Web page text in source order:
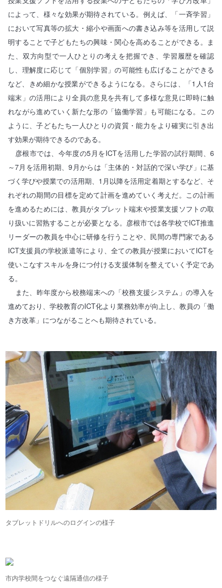
によって、様々な効果が期待されている。例えば、「一斉学習」
において写真等の拡大・縮小や画面への書き込み等を活用して説
明することで子どもたちの興味・関心を高めることができる。ま
た、双方向型で一人ひとりの考えを把握でき、学習履歴を確認
し、理解度に応じて「個別学習」の可能性も広げることができる
など、きめ細かな授業ができるようになる。さらには、「1人1台
端末」の活用により全員の意見を共有して多様な意見に即時に触
れながら進めていく新たな形の「協働学習」も可能になる。この
ように、子どもたち一人ひとりの資質・能力をより確実に引き出
す効果が期待できるのである。
彦根市では、今年度の5月をICTを活用した学習の試行期間、6
～7月を活用初期、9月からは「主体的・対話的で深い学び」に基
づく学びや授業での活用期、1月以降を活用定着期とするなど、そ
れぞれの期間の目標を定めて計画を進めていく考えだ。この計画
を進めるためには、教員がタブレット端末や授業支援ソフトの取
り扱いに習熟することが必要となる。彦根市では各学校でICT推進
リーダーの教員を中心に研修を行うことや、民間の専門家である
ICT支援員の学校派遣等により、全ての教員が授業においてICTを
使いこなすスキルを身につ付ける支援体制を整えていく予定であ
る。
また、昨年度から校務端末への「校務支援システム」の導入を
進めており、学校教育のICT化より業務効率が向上し、教員の「働
き方改革」につながることへも期待されている。
タブレットドリルへのログインの様子
市内学校間をつなぐ遠隔通信の様子